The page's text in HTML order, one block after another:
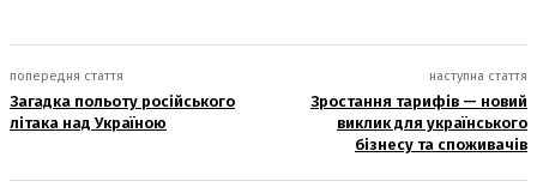
попередня стаття
Загадка польоту російського
літака над Україною
наступна стаття
Зростання тарифів — новий
виклик для українського
бізнесу та споживачів